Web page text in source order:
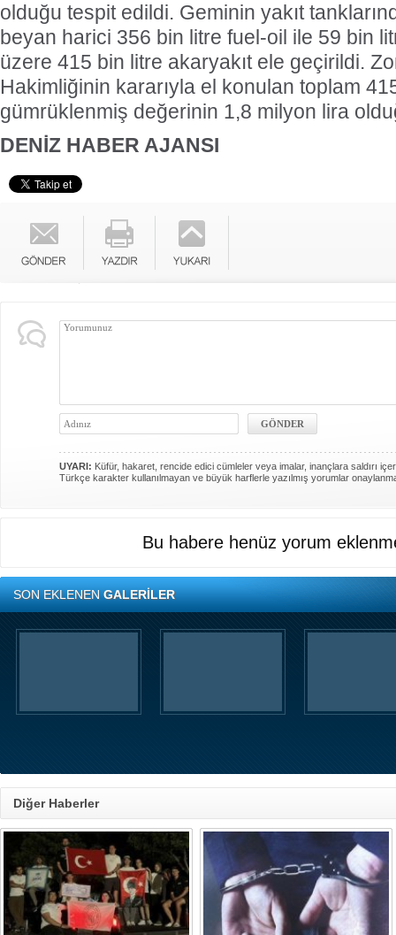
olduğu tespit edildi. Geminin yakıt
beyan harici 356 bin litre fuel-oil ile 59 bin
üzere 415 bin litre akaryakıt ele geçirildi.
Hakimliğinin kararıyla el konulan toplam
gümrüklenmiş değerinin 1,8 milyon lira
DENİZ HABER AJANSI
UYARI: Küfür, hakaret, rencide edici cümleler veya imalar, inançlara saldırı
Türkçe karakter kullanılmayan ve büyük harflerle yazılmış yorumlar
Bu habere henüz yorum
SON EKLENENGALERİLER
Diğer Haberler